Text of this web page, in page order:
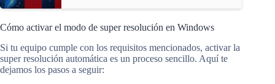
Cómo activar el modo de super resolución en Windows
Si tu equipo cumple con los requisitos mencionados, activar la
super resolución automática es un proceso sencillo. Aquí te
dejamos los pasos a seguir: